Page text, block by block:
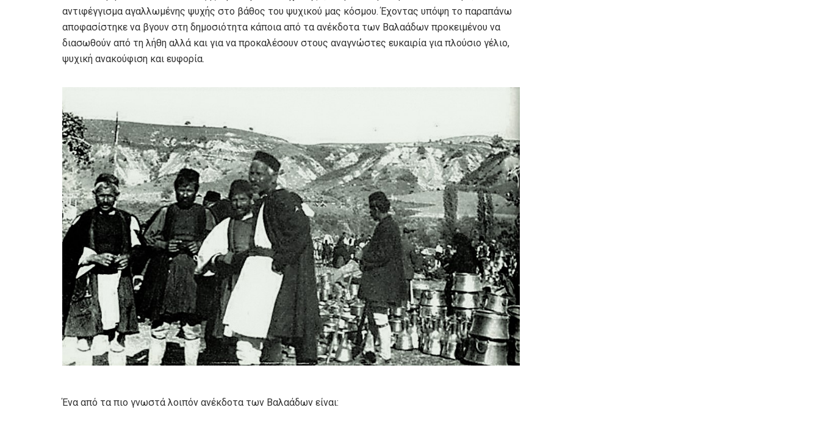
αντιφέγγισμα αγαλλωμένης ψυχής στο βάθος του ψυχικού μας κόσμου. Έχοντας υπόψη το παραπάνω
αποφασίστηκε να βγουν στη δημοσιότητα κάποια από τα ανέκδοτα των Βαλαάδων προκειμένου να
διασωθούν από τη λήθη αλλά και για να προκαλέσουν στους αναγνώστες ευκαιρία για πλούσιο γέλιο,
ψυχική ανακούφιση και ευφορία.
Ένα από τα πιο γνωστά λοιπόν ανέκδοτα των Βαλαάδων είναι: